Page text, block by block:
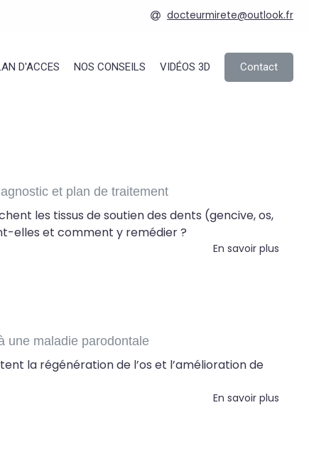
docteurmirete@outlook.fr
D'ACCES NOS CONSEILS VIDÉOS 3D Contact
et plan de traitement
les tissus de soutien des dents (gencive, os,
elles et comment y remédier ?
En savoir plus
une maladie parodontale
la régénération de l’os et l’amélioration de
En savoir plus